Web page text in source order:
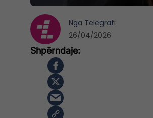
Nga Telegrafi
26/04/2026